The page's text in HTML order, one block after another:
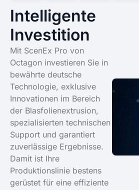
Intelligente
Investition
Mit ScenEx Pro von
Octagon investieren Sie in
bewährte deutsche
Technologie, exklusive
Innovationen im Bereich
der Blasfolienextrusion,
spezialisierten technischen
Support und garantiert
zuverlässige Ergebnisse.
Damit ist Ihre
Produktionslinie bestens
gerüstet für eine effiziente